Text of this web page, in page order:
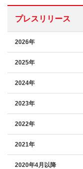
プレスリリース
2026年
2025年
2024年
2023年
2022年
2021年
2020年4月以降